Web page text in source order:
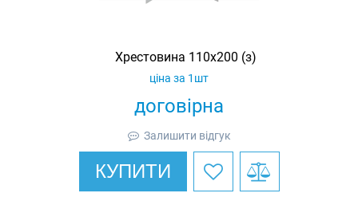
Хрестовина 110х200 (з)
договірна
ціна за 1шт
Залишити відгук
КУПИТИ